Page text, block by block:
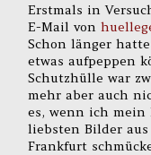
Erstmals in
E-Mail von
Schon länger
etwas aufpeppen
Schutzhülle war
mehr aber auch
es, wenn ich
liebsten Bilder
Frankfurt